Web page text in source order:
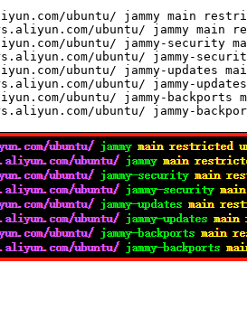
ubuntu/ jammy main
ubuntu/ jammy main
ubuntu/ jammy-security
ubuntu/ jammy-
ubuntu/ jammy-updates
ubuntu/ jammy-
ubuntu/ jammy-